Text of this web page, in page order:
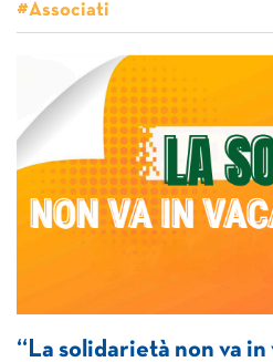
#Associati
“La solidarietà non va in